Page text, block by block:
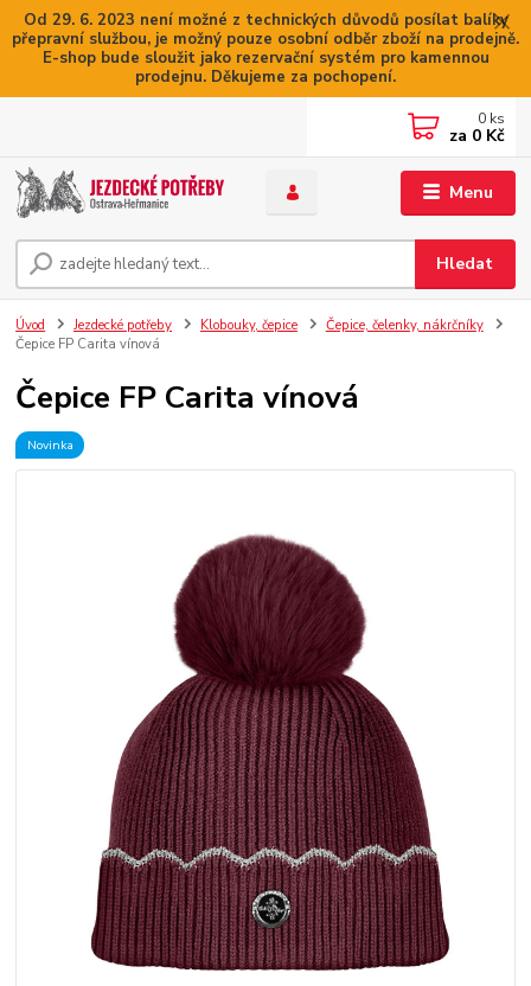
Od 29. 6. 2023 není možné z technických důvodů posílat balíky
přepravní službou, je možný pouze osobní odběr zboží na prodejně.
E-shop bude sloužit jako rezervační systém pro kamennou
prodejnu. Děkujeme za pochopení.
Menu
Hledat
0 ks
za 0 Kč
Úvod Jezdecké potřeby Klobouky, čepice
Čepice, čelenky, nákrčníky
Čepice FP Carita vínová
Čepice FP Carita vínová
Novinka